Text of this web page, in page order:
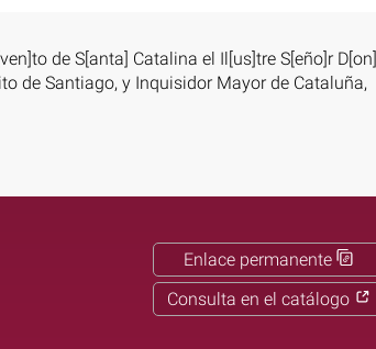
de S[anta] Catalina el Il[us]tre S[eño]r D[on]
de Santiago, y Inquisidor Mayor de Cataluña,
Enlace permanente
Consulta en el catálogo